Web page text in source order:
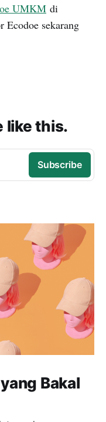
UMKM di
Ecodoe sekarang
like this.
Subscribe
Bakal